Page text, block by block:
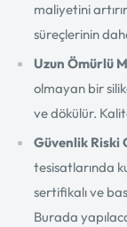
maliyetini
süreçlerinin
Uzun Ömürlü
olmayan bir
ve dökülür.
Güvenlik Riski
tesisatlarında
sertifikalı ve
Burada